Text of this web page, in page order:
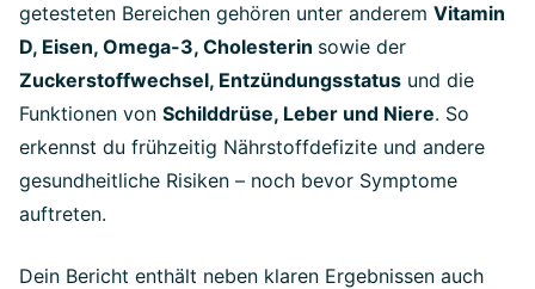
getesteten Bereichen gehören unter anderem Vitamin
D, Eisen, Omega-3, Cholesterin sowie der
Zuckerstoffwechsel, Entzündungsstatus und die
Funktionen von Schilddrüse, Leber und Niere. So
erkennst du frühzeitig Nährstoffdefizite und andere
gesundheitliche Risiken – noch bevor Symptome
auftreten.
Dein Bericht enthält neben klaren Ergebnissen auch